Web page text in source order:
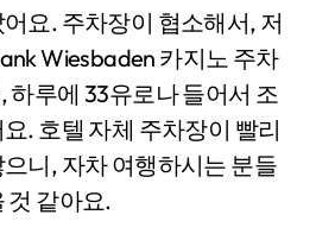
요. 주차장이 협소해서, 저
Wiesbaden 카지노 주차
하루에 33유로나 들어서 조
. 호텔 자체 주차장이 빨리
니, 자차 여행하시는 분들
것 같아요.